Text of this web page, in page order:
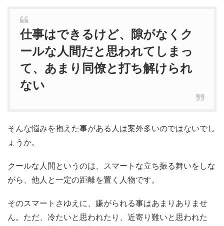
仕事はできるけど、隙がなくク
ールな人間だと思われてしまっ
て、あまり同僚と打ち解けられ
ない
そんな悩みを抱えた事がある人は案外多いのではないでし
ょうか。
クールな人間というのは、スマートな立ち振る舞いをしな
がら、他人と一定の距離を置く人物です。
そのスマートさゆえに、嫌がられる事はあまりありませ
ん。ただ、冷たいと思われたり、近寄り難いと思われた